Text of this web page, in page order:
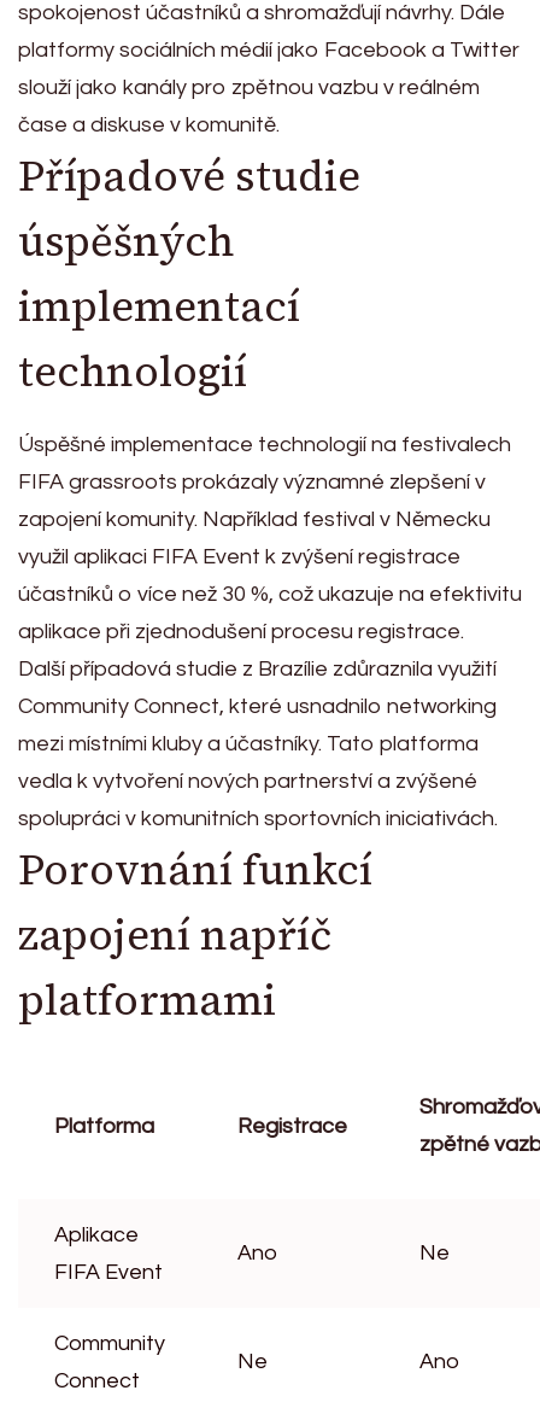
spokojenost účastníků a shromažďují návrhy. Dále
platformy sociálních médií jako Facebook a Twitter
slouží jako kanály pro zpětnou vazbu v reálném
čase a diskuse v komunitě.
Případové studie
úspěšných
implementací
technologií
Úspěšné implementace technologií na festivalech
FIFA grassroots prokázaly významné zlepšení v
zapojení komunity. Například festival v Německu
využil aplikaci FIFA Event k zvýšení registrace
účastníků o více než 30 %, což ukazuje na efektivitu
aplikace při zjednodušení procesu registrace.
Další případová studie z Brazílie zdůraznila využití
Community Connect, které usnadnilo networking
mezi místními kluby a účastníky. Tato platforma
vedla k vytvoření nových partnerství a zvýšené
spolupráci v komunitních sportovních iniciativách.
Porovnání funkcí
zapojení napříč
platformami
Platforma Registrace
zpětné
Aplikace
FIFA Event
Ano Ne
Community
Connect
Ne Ano